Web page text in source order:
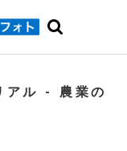
アル - 農業の